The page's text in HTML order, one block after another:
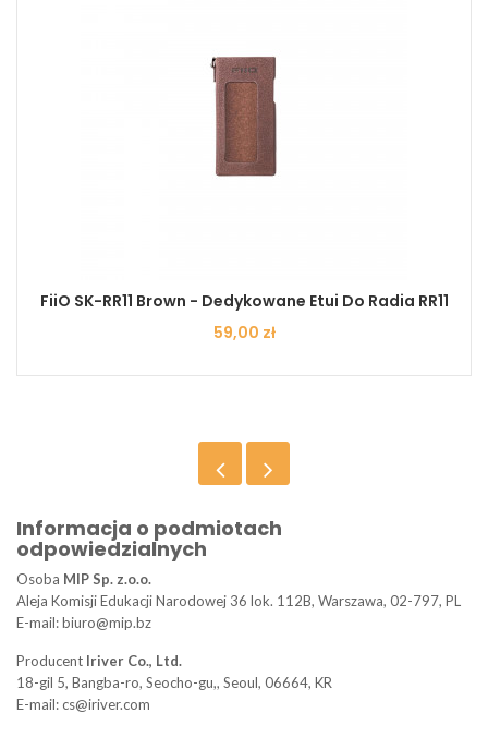
FiiO SK-RR11 Brown - Dedykowane Etui Do Radia RR11
Cena
59,00 zł
Informacja o podmiotach
odpowiedzialnych
Osoba MIP Sp. z.o.o.
Aleja Komisji Edukacji Narodowej 36 lok. 112B, Warszawa, 02-797, PL
E-mail: biuro@mip.bz
Producent Iriver Co., Ltd.
18-gil 5, Bangba-ro, Seocho-gu,, Seoul, 06664, KR
E-mail: cs@iriver.com